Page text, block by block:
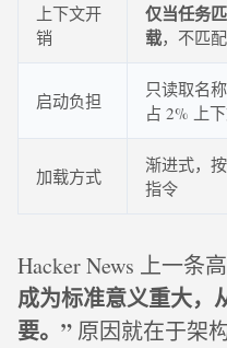
上下文开
销
仅当任务
载，不匹
启动负担
只读取名
占 2% 上下
加载方式
渐进式，
指令
Hacker News 上一条
成为标准意义重大，
要。” 原因就在于架